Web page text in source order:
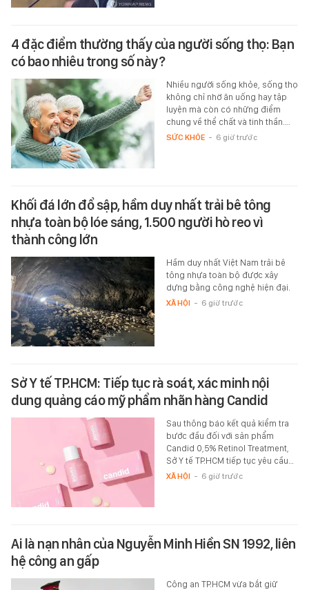
4 đặc điểm thường thấy của người sống thọ: Bạn
có bao nhiêu trong số này?
Nhiều người sống khỏe, sống thọ
không chỉ nhờ ăn uống hay tập
luyện mà còn có những điểm
chung về thể chất và tinh thần.…
SỨC KHỎE - 6 giờ trước
Khối đá lớn đổ sập, hầm duy nhất trải bê tông
nhựa toàn bộ lóe sáng, 1.500 người hò reo vì
thành công lớn
Hầm duy nhất Việt Nam trải bê
tông nhựa toàn bộ được xây
dựng bằng công nghệ hiện đại.
XÃ HỘI - 6 giờ trước
Sở Y tế TP.HCM: Tiếp tục rà soát, xác minh nội
dung quảng cáo mỹ phẩm nhãn hàng Candid
Sau thông báo kết quả kiểm tra
bước đầu đối với sản phẩm
Candid 0,5% Retinol Treatment,
Sở Y tế TP.HCM tiếp tục yêu cầu…
XÃ HỘI - 6 giờ trước
Ai là nạn nhân của Nguyễn Minh Hiền SN 1992, liên
hệ công an gấp
Công an TP.HCM vừa bắt giữ